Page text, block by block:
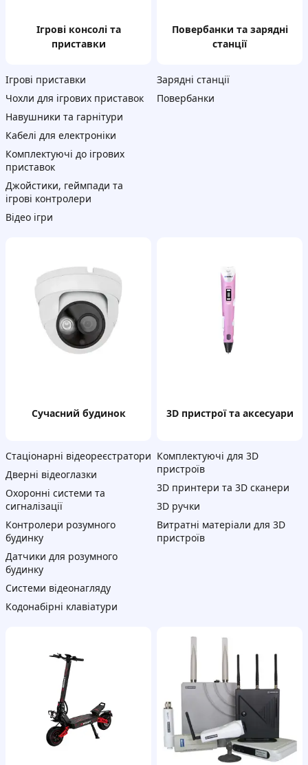
Ігрові консолі та
приставки
Ігрові приставки
Чохли для ігрових приставок
Навушники та гарнітури
Кабелі для електроніки
Комплектуючі до ігрових
приставок
Джойстики, геймпади та
ігрові контролери
Відео ігри
Повербанки та зарядні
станції
Зарядні станції
Повербанки
сучасний будинок
Стаціонарні відеореєстратори
Дверні відеоглазки
Охоронні системи та
сигналізації
Контролери розумного
будинку
Датчики для розумного
будинку
Системи відеонагляду
Кодонабірні клавіатури
3D пристрої та аксесуари
Комплектуючі для 3D
пристроїв
3D принтери та 3D сканери
3D ручки
Витратні матеріали для 3D
пристроїв